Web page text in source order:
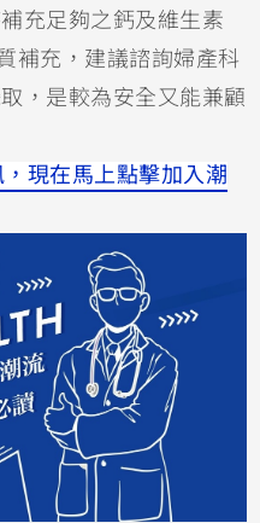
充足夠之鈣及維生素
補充，建議諮詢婦產科
，是較為安全又能兼顧
現在馬上點擊加入潮